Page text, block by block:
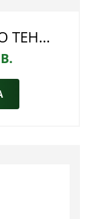
ERREA - ДАМСКА ПОЛО ТЕНИСКА - ФК ПИРИН